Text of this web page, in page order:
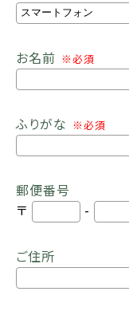
お名前 ※必須
ふりがな ※必須
郵便番号
〒
-
ご住所